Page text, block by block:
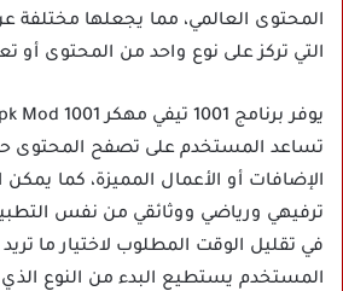
المحتوى العالمي، مما يجعلها
التي تركز على نوع واحد من المحتوى أو
تساعد المستخدم على تصفح المحتوى
الإضافات أو الأعمال المميزة، كما
ترفيهي ورياضي ووثائقي من نفس
في تقليل الوقت المطلوب لاختيار ما
المستخدم يستطيع البدء من النوع